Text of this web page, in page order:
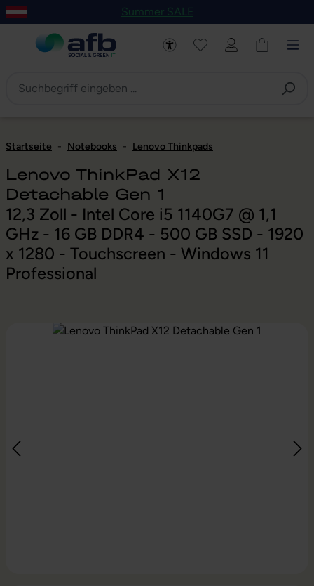
Hauptinhalt springen
Zur Navigation der B2B-Plattform springen
Summer SALE
Startseite - Notebooks - Lenovo Thinkpads
Lenovo ThinkPad X12
Detachable Gen 1
12,3 Zoll - Intel Core i5 1140G7 @ 1,1
GHz - 16 GB DDR4 - 500 GB SSD - 1920
x 1280 - Touchscreen - Windows 11
Professional
Bildergalerie überspringen